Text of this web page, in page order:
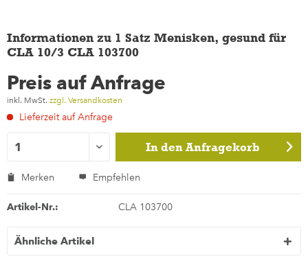
Informationen zu 1 Satz Menisken, gesund für
CLA 10/3 CLA 103700
Preis auf Anfrage
inkl. MwSt. zzgl. Versandkosten
Lieferzeit auf Anfrage
In den Anfragekorb
Merken Empfehlen
Artikel-Nr.: CLA 103700
Ähnliche Artikel